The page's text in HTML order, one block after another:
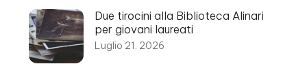
Due tirocini alla Biblioteca Alinari
per giovani laureati
Luglio 21, 2026